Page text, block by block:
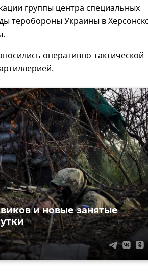
группы центра специальных
теробороны Украины в
оперативно-тактической
и новые занятые